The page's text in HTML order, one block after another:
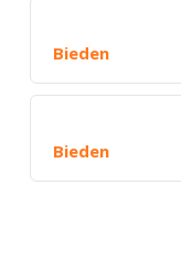
Bieden
Bieden